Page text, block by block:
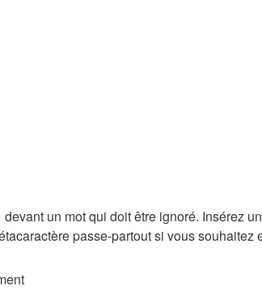
un mot qui doit être ignoré. Insérez
passe-partout si vous